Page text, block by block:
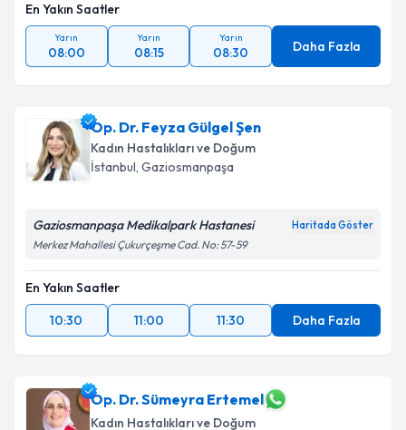
En Yakın Saatler
Yarın
08:00
Yarın
08:15
Yarın
08:30 Daha Fazla
Op. Dr. Feyza Gülgel Şen
Kadın Hastalıkları ve Doğum
İstanbul, Gaziosmanpaşa
Gaziosmanpaşa Medikalpark Hastanesi Haritada Göster
Merkez Mahallesi Çukurçeşme Cad. No: 57-59
En Yakın Saatler
10:30
11:00 11:30 Daha Fazla
Op. Dr. Sümeyra Ertemel
Kadın Hastalıkları ve Doğum